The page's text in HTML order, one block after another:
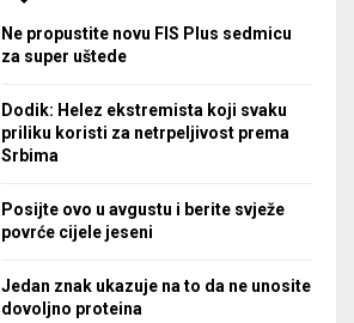
Ne propustite novu FIS Plus sedmicu
za super uštede
Dodik: Helez ekstremista koji svaku
priliku koristi za netrpeljivost prema
Srbima
Posijte ovo u avgustu i berite svježe
povrće cijele jeseni
Jedan znak ukazuje na to da ne unosite
dovoljno proteina